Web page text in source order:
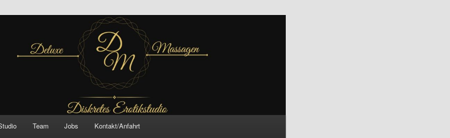
Massagen And
Team Jobs Kontakt/Anfahrt